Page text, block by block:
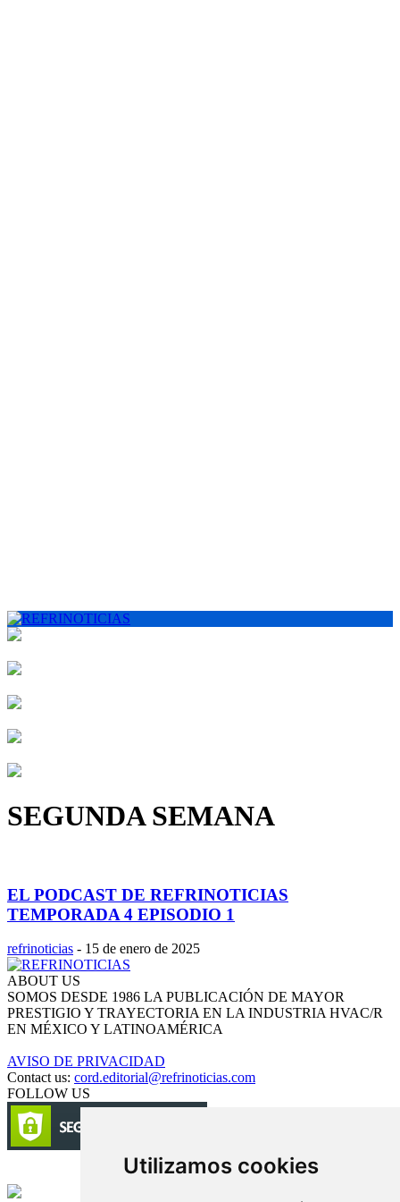
Utilizamos cookies
SEGUNDA SEMANA
EL PODCAST DE REFRINOTICIAS
TEMPORADA 4 EPISODIO 1
refrinoticias - 15 de enero de 2025
ABOUT US
SOMOS DESDE 1986 LA PUBLICACIÓN DE MAYOR
PRESTIGIO Y TRAYECTORIA EN LA INDUSTRIA HVAC/R
EN MÉXICO Y LATINOAMÉRICA
AVISO DE PRIVACIDAD
Contact us: cord.editorial@refrinoticias.com
FOLLOW US
Circulación certificada